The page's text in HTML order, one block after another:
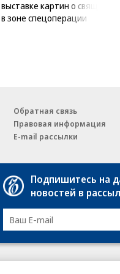
выставке картин о
в зоне спецоперации
Обратная связь
Правовая информация
E-mail рассылки
Партнерские проекты/
«Промо» и «Официальное
На kommersant.ru
Подпишитесь на
новостей в